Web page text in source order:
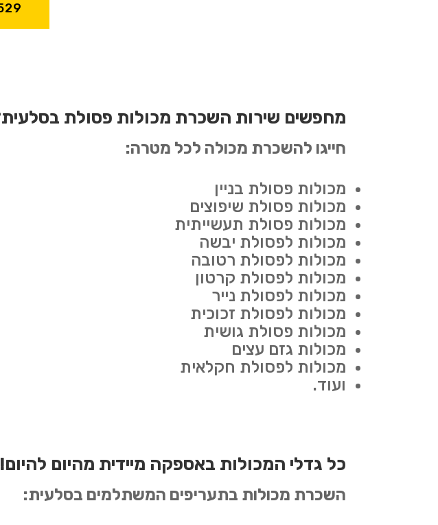
מחפשים שירות השכרת מכולות פסולת
חייגו להשכרת מכולה לכל מטרה:
מכולות פסולת בניין
מכולות פסולת שיפוצים
מכולות פסולת תעשייתית
מכולות לפסולת יבשה
מכולות לפסולת רטובה
מכולות לפסולת קרטון
מכולות לפסולת נייר
מכולות לפסולת זכוכית
מכולות פסולת גושית
מכולות גזם עצים
מכולות לפסולת חקלאית
ועוד.
כל גדלי המכולות באספקה מיידית מהיום להיום!
השכרת מכולות בתעריפים המשתלמים בסלעית: